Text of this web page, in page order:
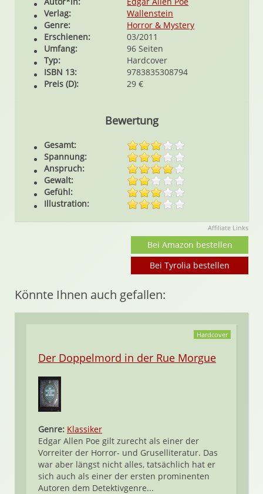
Verlag:
Wallenstein
Genre:
Horror & Mystery
Erschienen:
03/2011
Umfang:
96 Seiten
Typ:
Hardcover
ISBN 13:
9783835308794
Preis (D):
29 €
Bewertung
Gesamt:
Spannung:
Anspruch:
Gewalt:
Gefühl:
Illustration:
Affiliate Links
Bei Amazon bestellen
Bei Tyrolia bestellen
Könnte Ihnen auch gefallen:
Hardcover
Der Doppelmord in der Rue Morgue
Genre: Klassiker
Edgar Allen Poe gilt zurecht als einer der
Vorreiter der Horror- und Gruselliteratur. Das
war aber längst nicht alles, tatsächlich hat er
sich auch als einer der ersten prominenten
Autoren dem Detektivgenre...